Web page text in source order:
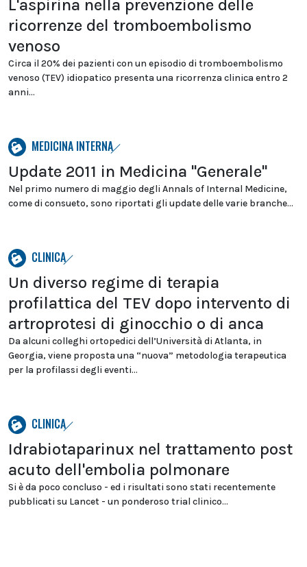
L'aspirina nella prevenzione delle
ricorrenze del tromboembolismo
venoso
Circa il 20% dei pazienti con un episodio di tromboembolismo
venoso (TEV) idiopatico presenta una ricorrenza clinica entro 2
anni...
MEDICINA INTERNA
Update 2011 in Medicina "Generale"
Nel primo numero di maggio degli Annals of Internal Medicine,
come di consueto, sono riportati gli update delle varie branche...
CLINICA
Un diverso regime di terapia
profilattica del TEV dopo intervento di
artroprotesi di ginocchio o di anca
Da alcuni colleghi ortopedici dell’Università di Atlanta, in
Georgia, viene proposta una “nuova” metodologia terapeutica
per la profilassi degli eventi...
CLINICA
Idrabiotaparinux nel trattamento post
acuto dell'embolia polmonare
Si è da poco concluso - ed i risultati sono stati recentemente
pubblicati su Lancet - un ponderoso trial clinico...